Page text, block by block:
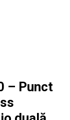
– Punct